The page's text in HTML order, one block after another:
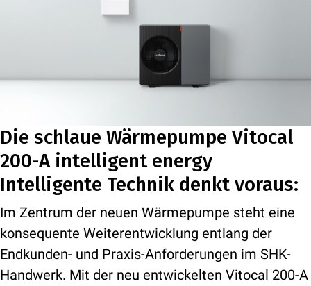
Die schlaue Wärmepumpe Vitocal
200-A intelligent energy
Intelligente Technik denkt voraus:
Im Zentrum der neuen Wärmepumpe steht eine
konsequente Weiterentwicklung entlang der
Endkunden- und Praxis-Anforderungen im SHK-
Handwerk. Mit der neu entwickelten Vitocal 200-A